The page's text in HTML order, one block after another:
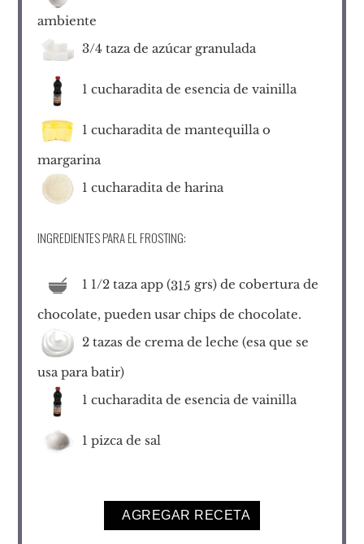
ambiente
3/4 taza de azúcar granulada
1 cucharadita de esencia de vainilla
1 cucharadita de mantequilla o
margarina
1 cucharadita de harina
INGREDIENTES PARA EL FROSTING:
1 1/2 taza app (315 grs) de cobertura de
chocolate, pueden usar chips de chocolate.
2 tazas de crema de leche (esa que se
usa para batir)
1 cucharadita de esencia de vainilla
1 pizca de sal
AGREGAR RECETA